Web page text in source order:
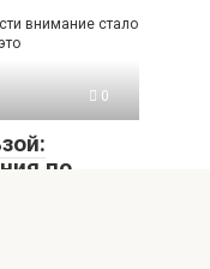
внимание стало
0
по